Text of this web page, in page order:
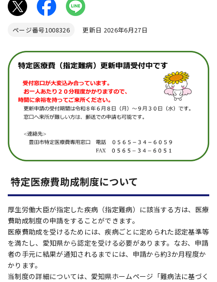
ページ番号1008326 更新日 2026年6月27日
特定医療費助成制度について
厚生労働大臣が指定した疾病（指定難病）に該当する方は、医療
費助成制度の申請をすることができます。
医療費助成を受けるためには、疾病ごとに定められた認定基準等
を満たし、愛知県から認定を受ける必要があります。なお、申請
者の手元に結果が通知されるまでには、申請から約3か月程度か
かります。
当制度の詳細については、愛知県ホームページ「難病法に基づく